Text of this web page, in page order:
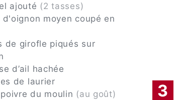
ajouté (2 tasses)
d'oignon moyen coupé en
de girofle piqués sur
d’ail hachée
de laurier
du moulin (au goût)